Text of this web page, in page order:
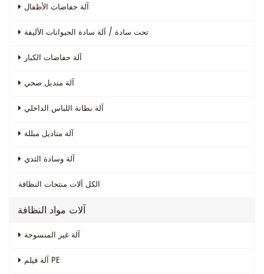
آلة حفاضات الأطفال
تحت سادة / آلة سادة الحيوانات الأليفة
آلة حفاضات الكبار
آلة منديل صحي
آلة بطانة اللباس الداخلي
آلة مناديل مبللة
آلة وسادة الثدي
الكل آلات منتجات النظافة
آلات مواد النظافة
آلة غير المنسوجة
آلة فيلم PE